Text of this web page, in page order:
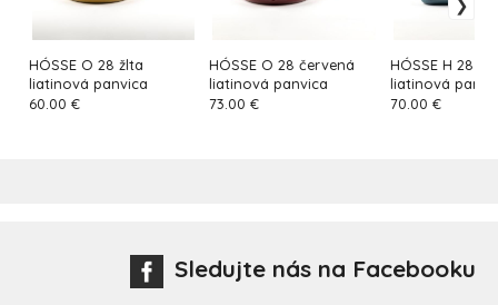
HÓSSE O 28 žlta
liatinová panvica
60.00 €
HÓSSE O 28 červená
liatinová panvica
73.00 €
HÓSSE H 28
liatinová
70.00 €
Sledujte nás na Facebooku